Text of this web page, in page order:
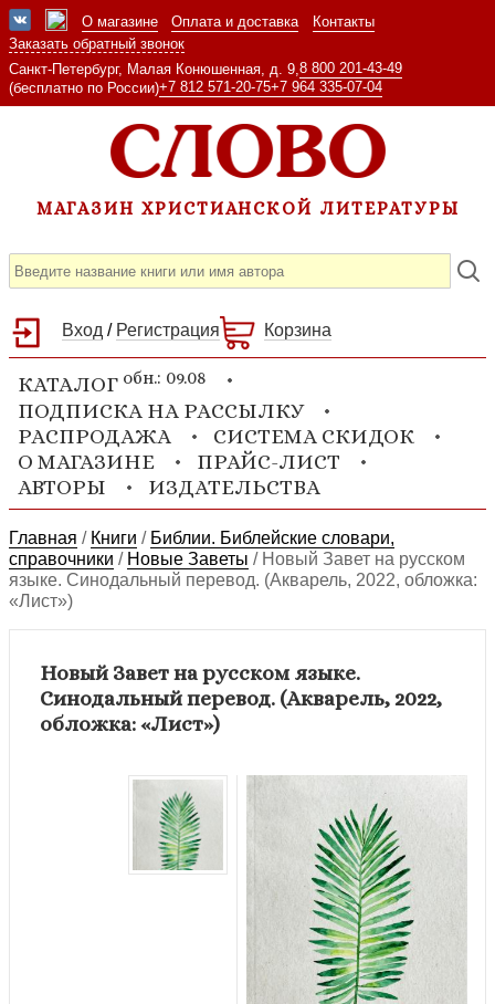
О магазине Оплата и доставка
Контакты
Заказать обратный звонок
Санкт-Петербург, Малая Конюшенная, д. 9, 8 800 201-43-49
(бесплатно по России)+7 812 571-20-75+7 964 335-07-04
МАГАЗИН ХРИСТИАНСКОЙ ЛИТЕРАТУРЫ
Вход / Регистрация Корзина
КАТАЛОГ обн.: 09.08
ПОДПИСКА НА РАССЫЛКУ
РАСПРОДАЖА
СИСТЕМА СКИДОК
О МАГАЗИНЕ
ПРАЙС-ЛИСТ
АВТОРЫ
ИЗДАТЕЛЬСТВА
Главная / Книги / Библии. Библейские словари,
справочники / Новые Заветы / Новый Завет на русском
языке. Синодальный перевод. (Акварель, 2022, обложка:
«Лист»)
Новый Завет на русском языке.
Синодальный перевод. (Акварель, 2022,
обложка: «Лист»)